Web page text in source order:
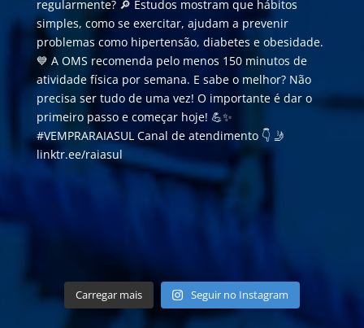
Carregar mais Seguir no Instagram